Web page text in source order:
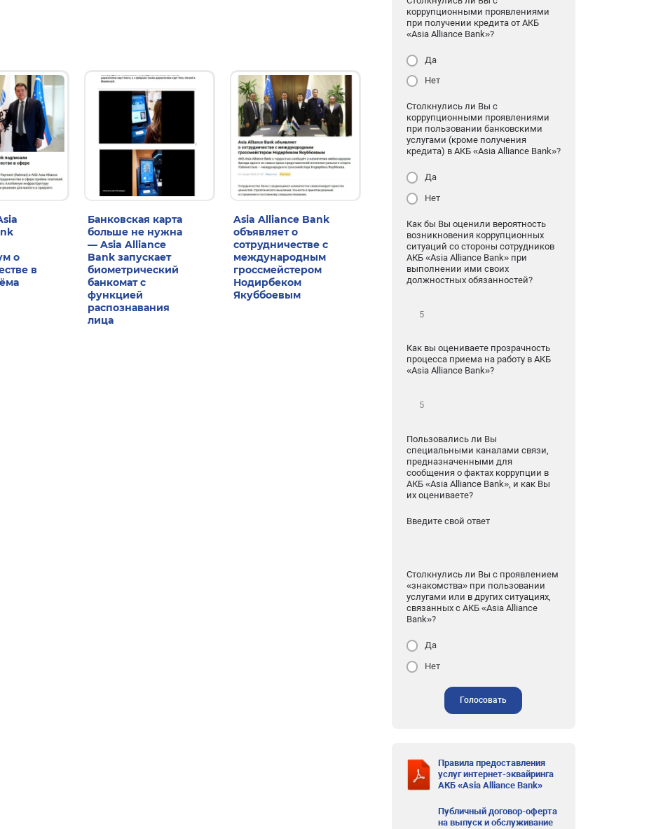
о
в
Банковская карта
больше не нужна
— Asia Alliance
Bank запускает
биометрический
банкомат с
функцией
распознавания
лица
Asia Alliance Bank
объявляет о
сотрудничестве с
международным
гроссмейстером
Нодирбеком
Якуббоевым
коррупционными проявлениями
при получении кредита от АКБ
«Asia Alliance Bank»?
Да
Нет
Столкнулись ли Вы с
коррупционными проявлениями
при пользовании банковскими
услугами (кроме получения
кредита) в АКБ «Asia Alliance Bank»?
Да
Нет
Как бы Вы оценили вероятность
возникновения коррупционных
ситуаций со стороны сотрудников
АКБ «Asia Alliance Bank» при
выполнении ими своих
должностных обязанностей?
Как вы оцениваете прозрачность
процесса приема на работу в АКБ
«Asia Alliance Bank»?
Пользовались ли Вы
специальными каналами связи,
предназначенными для
сообщения о фактах коррупции в
АКБ «Asia Alliance Bank», и как Вы
их оцениваете?
Введите свой ответ
Столкнулись ли Вы с проявлением
«знакомства» при пользовании
услугами или в других ситуациях,
связанных с АКБ «Asia Alliance
Bank»?
Да
Нет
Голосовать
Правила предоставления
услуг интернет-эквайринга
АКБ «Asia Alliance Bank»
Публичный договор-оферта
на выпуск и обслуживание